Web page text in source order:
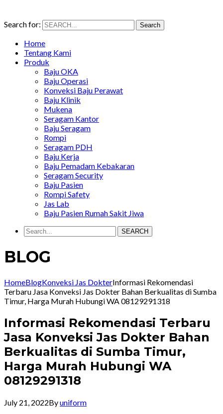
Search for: Search
Home
Tentang Kami
Produk
Baju OKA
Baju Operasi
Konveksi Baju Perawat
Baju Klinik
Mukena
Seragam Kantor
Baju Seragam
Rompi
Seragam PDH
Baju Kerja
Baju Pemadam Kebakaran
Seragam Security
Baju Pasien
Rompi Safety
Jas Lab
Baju Pasien Rumah Sakit Jiwa
SEARCH
BLOG
HomeBlogKonveksi Jas DokterInformasi Rekomendasi
Terbaru Jasa Konveksi Jas Dokter Bahan Berkualitas di Sumba
Timur, Harga Murah Hubungi WA 08129291318
Informasi Rekomendasi Terbaru
Jasa Konveksi Jas Dokter Bahan
Berkualitas di Sumba Timur,
Harga Murah Hubungi WA
08129291318
July 21, 2022Byuniform